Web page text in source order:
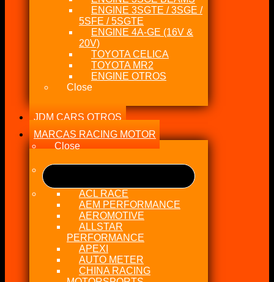
ENGINE 3SGTE / 3SGE /
5SFE / 5SGTE
ENGINE 4A-GE (16V &
20V)
TOYOTA CELICA
TOYOTA MR2
ENGINE OTROS
Close
JDM CARS OTROS
MARCAS RACING MOTOR
Close
ACL RACE
AEM PERFORMANCE
AEROMOTIVE
ALLSTAR
PERFORMANCE
APEXI
AUTO METER
CHINA RACING